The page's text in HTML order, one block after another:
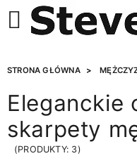
STRONA GŁÓWNA
Eleganckie
skarpety
(PRODUKTY: 3)